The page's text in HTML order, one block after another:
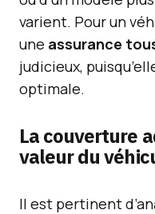
varient. Pour un
une assurance
judicieux,
optimale.
La couverture
valeur du
Il est pertinent